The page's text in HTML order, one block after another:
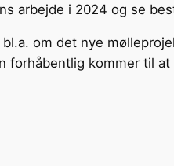
arbejde i 2024 og se
om det nye
forhåbentlig kommer til